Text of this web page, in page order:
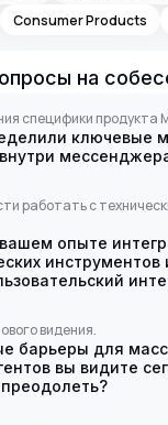
Consumer Products
на
специфики продукта
ключевые
работать с
опыте
инструментов
видения.
барьеры для
вы видите